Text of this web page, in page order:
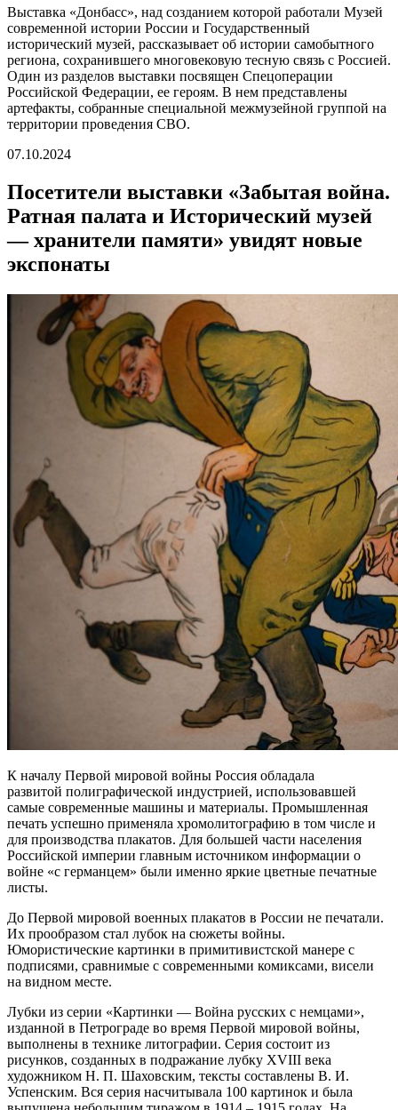
Выставка «Донбасс», над созданием которой работали Музей
современной истории России и Государственный
исторический музей, рассказывает об истории самобытного
региона, сохранившего многовековую тесную связь с Россией.
Один из разделов выставки посвящен Спецоперации
Российской Федерации, ее героям. В нем представлены
артефакты, собранные специальной межмузейной группой на
территории проведения СВО.
07.10.2024
Посетители выставки «Забытая война.
Ратная палата и Исторический музей
— хранители памяти» увидят новые
экспонаты
К началу Первой мировой войны Россия обладала
развитой полиграфической индустрией, использовавшей
самые современные машины и материалы. Промышленная
печать успешно применяла хромолитографию в том числе и
для производства плакатов. Для большей части населения
Российской империи главным источником информации о
войне «с германцем» были именно яркие цветные печатные
листы.
До Первой мировой военных плакатов в России не печатали.
Их прообразом стал лубок на сюжеты войны.
Юмористические картинки в примитивистской манере с
подписями, сравнимые с современными комиксами, висели
на видном месте.
Лубки из серии «Картинки — Война русских с немцами»,
изданной в Петрограде во время Первой мировой войны,
выполнены в технике литографии. Серия состоит из
рисунков, созданных в подражание лубку XVIII века
художником Н. П. Шаховским, тексты составлены В. И.
Успенским. Вся серия насчитывала 100 картинок и была